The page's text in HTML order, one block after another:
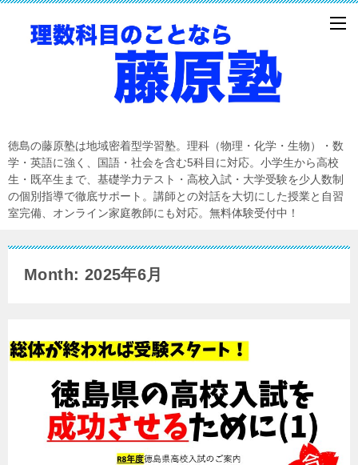
徳島の藤原塾は地域密着型学習塾。理科（物理・化学・生物）・数
学・英語に強く、国語・社会を含む5科目に対応。小学生から高校
生・既卒生まで、基礎学力テスト・高校入試・大学受験を少人数制
の個別指導で徹底サポート。講師との対話を大切にした授業と自習
室完備、オンライン家庭教師にも対応。無料体験受付中！
Month: 2025年6月